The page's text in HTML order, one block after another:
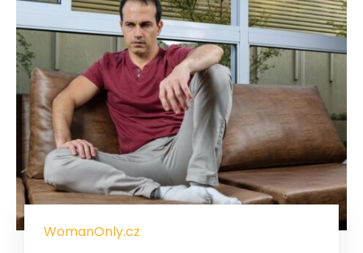
WomanOnly.cz